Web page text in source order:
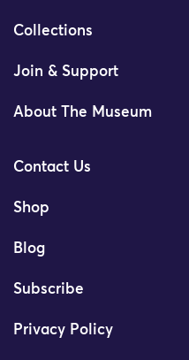
Collections
Join & Support
About The Museum
Contact Us
Shop
Blog
Subscribe
Privacy Policy